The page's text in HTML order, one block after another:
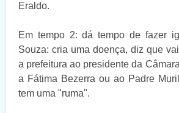
Eraldo.
Em tempo 2: dá tempo de fazer
Souza: cria uma doença, diz que
a prefeitura ao presidente da
a Fátima Bezerra ou ao Padre
tem uma "ruma".